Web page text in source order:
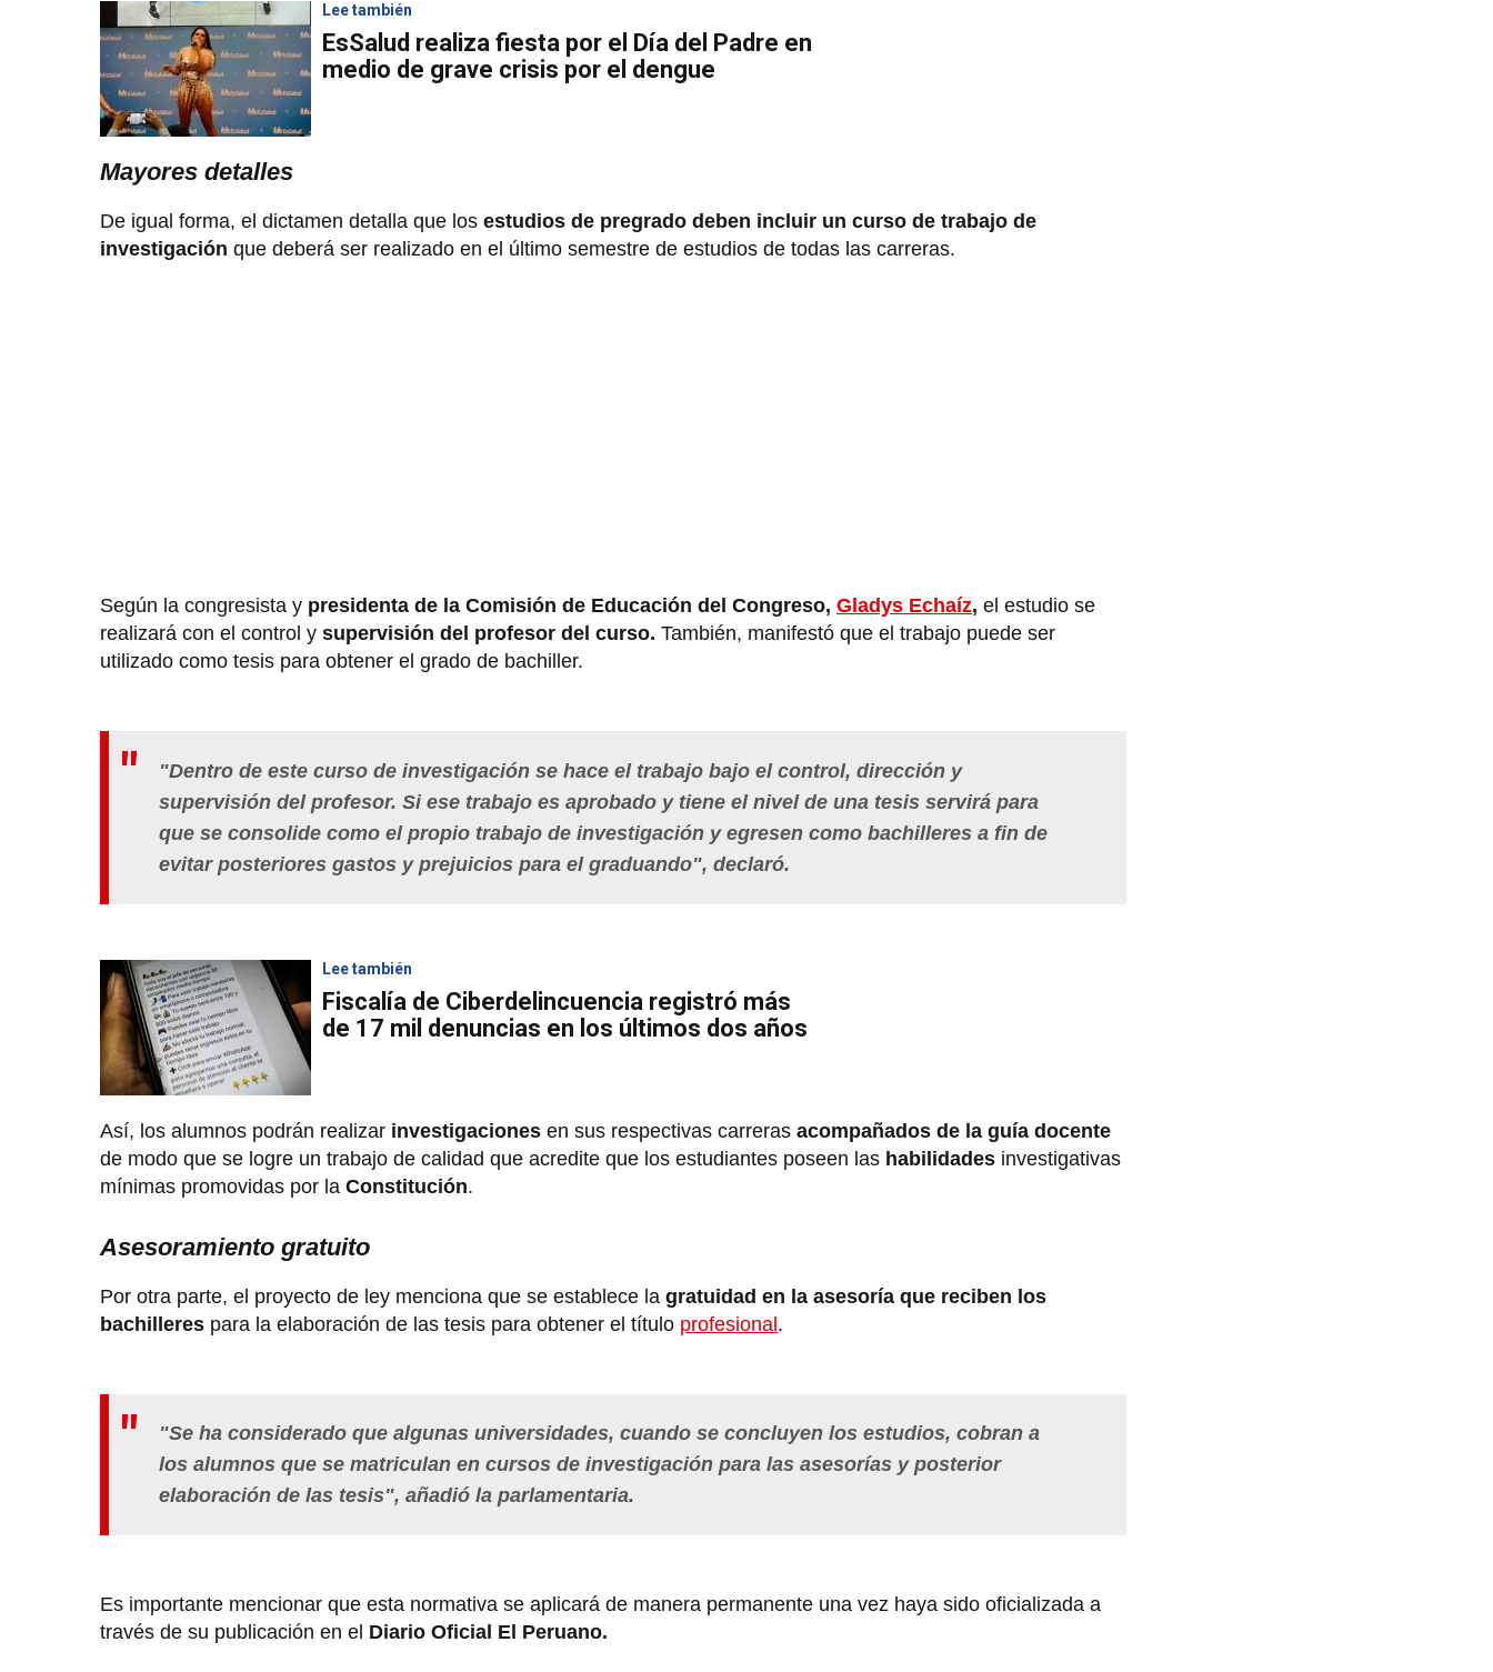
Lee también
EsSalud realiza fiesta por el Día del Padre en
medio de grave crisis por el dengue
Mayores detalles
De igual forma, el dictamen detalla que los estudios de pregrado deben incluir un curso de trabajo de
investigación que deberá ser realizado en el último semestre de estudios de todas las carreras.
Según la congresista y presidenta de la Comisión de Educación del Congreso, Gladys Echaíz, el estudio se
realizará con el control y supervisión del profesor del curso. También, manifestó que el trabajo puede ser
utilizado como tesis para obtener el grado de bachiller.
"Dentro de este curso de investigación se hace el trabajo bajo el control, dirección y
supervisión del profesor. Si ese trabajo es aprobado y tiene el nivel de una tesis servirá para
que se consolide como el propio trabajo de investigación y egresen como bachilleres a fin de
evitar posteriores gastos y prejuicios para el graduando", declaró.
Lee también
Fiscalía de Ciberdelincuencia registró más
de 17 mil denuncias en los últimos dos años
Así, los alumnos podrán realizar investigaciones en sus respectivas carreras acompañados de la guía docente
de modo que se logre un trabajo de calidad que acredite que los estudiantes poseen las habilidades investigativas
mínimas promovidas por la Constitución.
Asesoramiento gratuito
Por otra parte, el proyecto de ley menciona que se establece la gratuidad en la asesoría que reciben los
bachilleres para la elaboración de las tesis para obtener el título profesional.
"Se ha considerado que algunas universidades, cuando se concluyen los estudios, cobran a
los alumnos que se matriculan en cursos de investigación para las asesorías y posterior
elaboración de las tesis", añadió la parlamentaria.
Es importante mencionar que esta normativa se aplicará de manera permanente una vez haya sido oficializada a
través de su publicación en el Diario Oficial El Peruano.